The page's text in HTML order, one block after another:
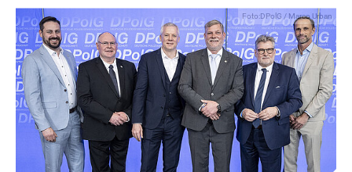
Foto:DPolG / Marco Urban